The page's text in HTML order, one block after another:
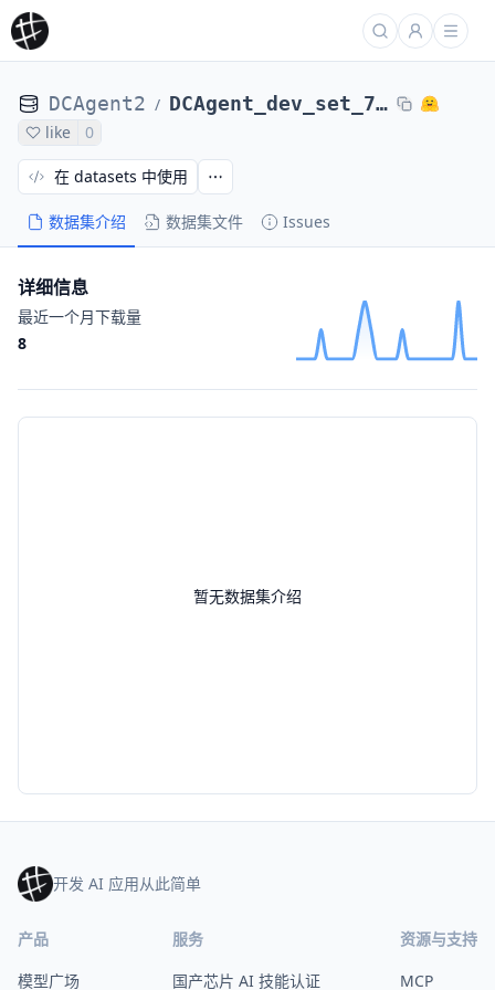
DCAgent2 / DCAgent_dev_set_71_tasks_DCAgent_nl2bash-nl2bash-bugsseq_Qwen3-8B-maxEps24-1129ecff163e
like 0
数据集介绍 数据集文件 Issues
在 datasets 中使用
暂无数据集介绍
详细信息
最近一个月下载量
8
开发 AI 应用从此简单
产品
模型广场
服务
国产芯片 AI 技能认证
资源与支持
MCP